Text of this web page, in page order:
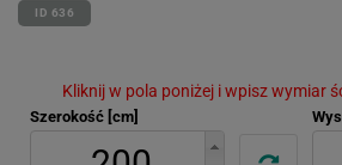
ID 636
Kliknij w pola poniżej i wpisz wymiar
Szerokość [cm]